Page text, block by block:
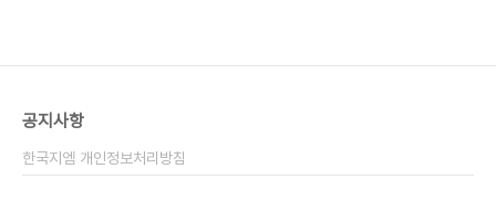
공지사항
한국지엠 개인정보처리방침